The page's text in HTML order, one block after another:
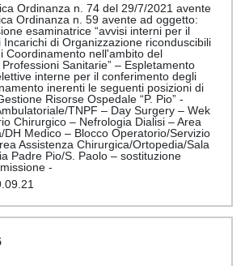
Ordinanza n. 74 del 29/7/2021 avente
Ordinanza n. 59 avente ad oggetto:
esaminatrice “avvisi interni per il
di Organizzazione riconduscibili
Coordinamento nell'ambito del
Sanitarie” – Espletamento
interne per il conferimento degli
inerenti le seguenti posizioni di
Risorse Ospedale “P. Pio” -
TNPF – Day Surgery – Wek
Chirurgico – Nefrologia Dialisi – Area
DH Medico – Blocco Operatorio/Servizio
Assistenza Chirurgica/Ortopedia/Sala
Padre Pio/S. Paolo – sostituzione
-